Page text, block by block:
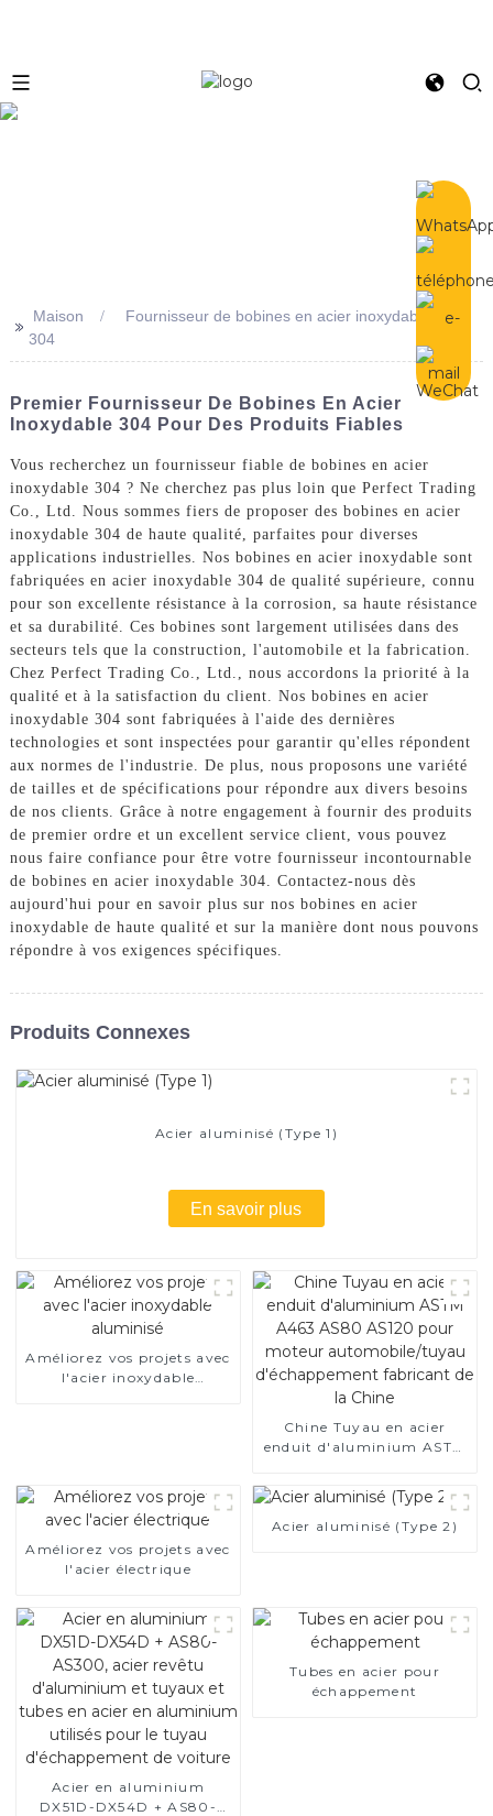
>> Maison
Fournisseur de bobines en acier inoxydable
304
Premier Fournisseur De Bobines En Acier
Inoxydable 304 Pour Des Produits Fiables
Vous recherchez un fournisseur fiable de bobines en acier
inoxydable 304 ? Ne cherchez pas plus loin que Perfect Trading
Co., Ltd. Nous sommes fiers de proposer des bobines en acier
inoxydable 304 de haute qualité, parfaites pour diverses
applications industrielles. Nos bobines en acier inoxydable sont
fabriquées en acier inoxydable 304 de qualité supérieure, connu
pour son excellente résistance à la corrosion, sa haute résistance
et sa durabilité. Ces bobines sont largement utilisées dans des
secteurs tels que la construction, l'automobile et la fabrication.
Chez Perfect Trading Co., Ltd., nous accordons la priorité à la
qualité et à la satisfaction du client. Nos bobines en acier
inoxydable 304 sont fabriquées à l'aide des dernières
technologies et sont inspectées pour garantir qu'elles répondent
aux normes de l'industrie. De plus, nous proposons une variété
de tailles et de spécifications pour répondre aux divers besoins
de nos clients. Grâce à notre engagement à fournir des produits
de premier ordre et un excellent service client, vous pouvez
nous faire confiance pour être votre fournisseur incontournable
de bobines en acier inoxydable 304. Contactez-nous dès
aujourd'hui pour en savoir plus sur nos bobines en acier
inoxydable de haute qualité et sur la manière dont nous pouvons
répondre à vos exigences spécifiques.
Produits Connexes
Acier aluminisé (Type 1)
En savoir plus
Améliorez vos projets avec
l'acier inoxydable
Chine Tuyau en acier
enduit d'aluminium ASTM
moteur automobile/tuyau
d'échappement fabricant
de la Chine
Améliorez vos projets avec
l'acier électrique
Acier aluminisé (Type 2)
Acier en aluminium
DX51D-DX54D + AS80-
Tubes en acier pour
échappement